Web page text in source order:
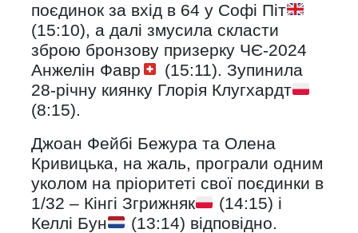
поєдинок за вхід в 64 у Софі Піт
(15:10), а далі змусила скласти
зброю бронзову призерку ЧЄ-2024
Анжелін Фавр
(15:11). Зупинила
28-річну киянку Глорія Клугхардт
(8:15).
Джоан Фейбі Бежура та Олена
Кривицька, на жаль, програли одним
уколом на пріоритеті свої поєдинки в
1/32 – Кінгі Згрижняк
(14:15) і
Келлі Бун
(13:14) відповідно.